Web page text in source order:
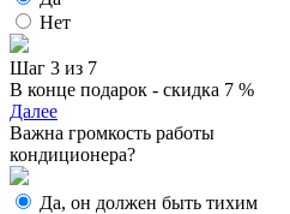
Нет
Шаг 3 из 7
В конце подарок - скидка 7 %
Далее
Важна громкость работы
кондиционера?
Да, он должен быть тихим